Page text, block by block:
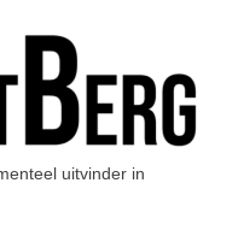
uitvinder in